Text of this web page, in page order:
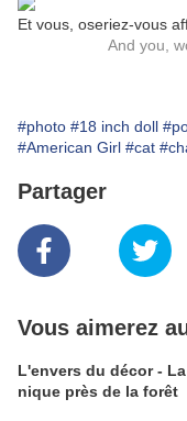
Et vous, oseriez-vous
And you,
#photo #18 inch doll
#American Girl #cat
Partager
Vous aimerez
L'envers du décor -
nique près de la forêt